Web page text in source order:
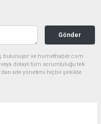
Gönder
bulunuyor ve hurnethaber.com
dolaylı tüm sorumluluğu tek
site yönetimi hiçbir şekilde